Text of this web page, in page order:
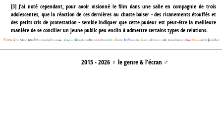
[3]J’ai noté cependant, pour avoir visionné le film dans une salle en compagnie de trois
adolescentes, que la réaction de ces dernières au chaste baiser - des ricanements étouffés et
des petits cris de protestation - semble indiquer que cette pudeur est peut-être la meilleure
manière de se concilier un jeune public peu enclin à admettre certains types de relations.
2015 - 2026 ♀ le genre & l’écran ♂